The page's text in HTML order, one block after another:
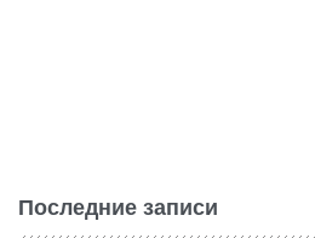
Последние записи